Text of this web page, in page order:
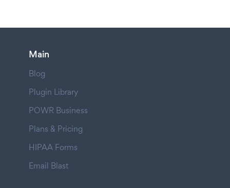
Main
Blog
Plugin Library
POWR Business
Plans & Pricing
HIPAA Forms
Email Blast